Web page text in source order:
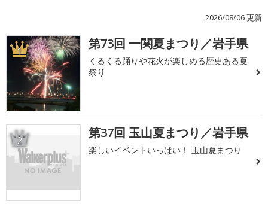
2026/08/06 更新
1 第73回 一関夏まつり／岩手県
くるくる踊りや花火が楽しめる歴史ある夏
祭り
2 第37回 玉山夏まつり／岩手県
楽しいイベントいっぱい！ 玉山夏まつり